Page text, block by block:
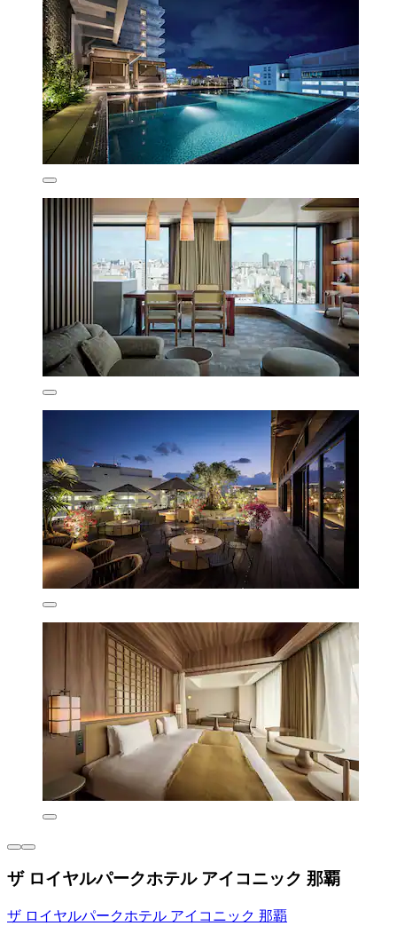
ザ ロイヤルパークホテル アイコニック 那覇
ザ ロイヤルパークホテル アイコニック 那覇